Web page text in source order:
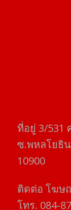
ที่อยู่​ 3/531​
ซ.พหลโยธิ
10900
ติดต่อ​ โฆษ
โทร​. 084-